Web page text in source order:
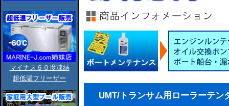
マイナス６０度凍結
超低温フリーザー
UMT/トランサム用ローラーテン